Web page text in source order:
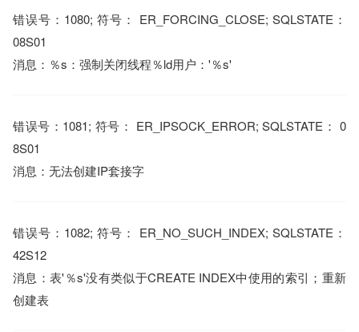
错误号：1080; 符号： ER_FORCING_CLOSE; SQLSTATE：
08S01
消息：％s：强制关闭线程％ld用户：'％s'
错误号：1081; 符号： ER_IPSOCK_ERROR; SQLSTATE： 0
8S01
消息：无法创建IP套接字
错误号：1082; 符号： ER_NO_SUCH_INDEX; SQLSTATE：
42S12
消息：表'％s'没有类似于CREATE INDEX中使用的索引；重新
创建表